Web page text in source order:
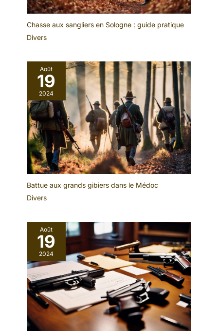
votre ensemble avec
des accessoires
complets pour une
sélectionnée pour les
passionnés de tous
niveaux.
Chasse aux sangliers en Sologne : guide pratique
Divers
Août
19
2024
Battue aux grands gibiers dans le Médoc
Divers
Août
19
2024